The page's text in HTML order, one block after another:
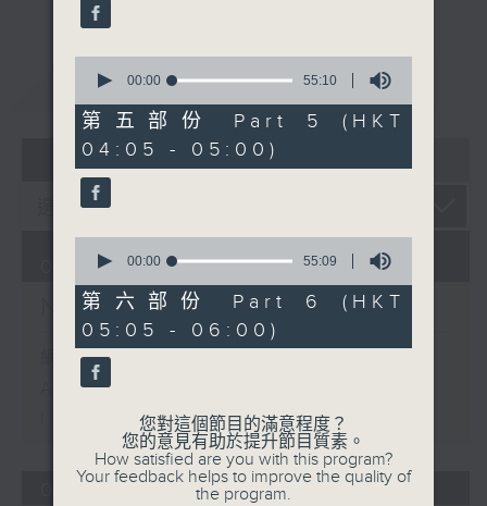
重溫 CATCHUP
07 - 08 2026
08/08/2026
Night Music 長夜細聽
網上直播完畢稍後提供節目重溫。
Archive will be available after
live webcast
07/08/2026
seconds
55
minutes,
10
seconds
00:00 55:10
第五部份 Part 5 (HKT
04:05 - 05:00)
seconds
55
minutes,
9
seconds
00:00 55:09
第六部份 Part 6 (HKT
05:05 - 06:00)
您對這個節目的滿意程度？
您的意見有助於提升節目質素。
How satisfied are you with this program?
Your feedback helps to improve the quality of
the program.